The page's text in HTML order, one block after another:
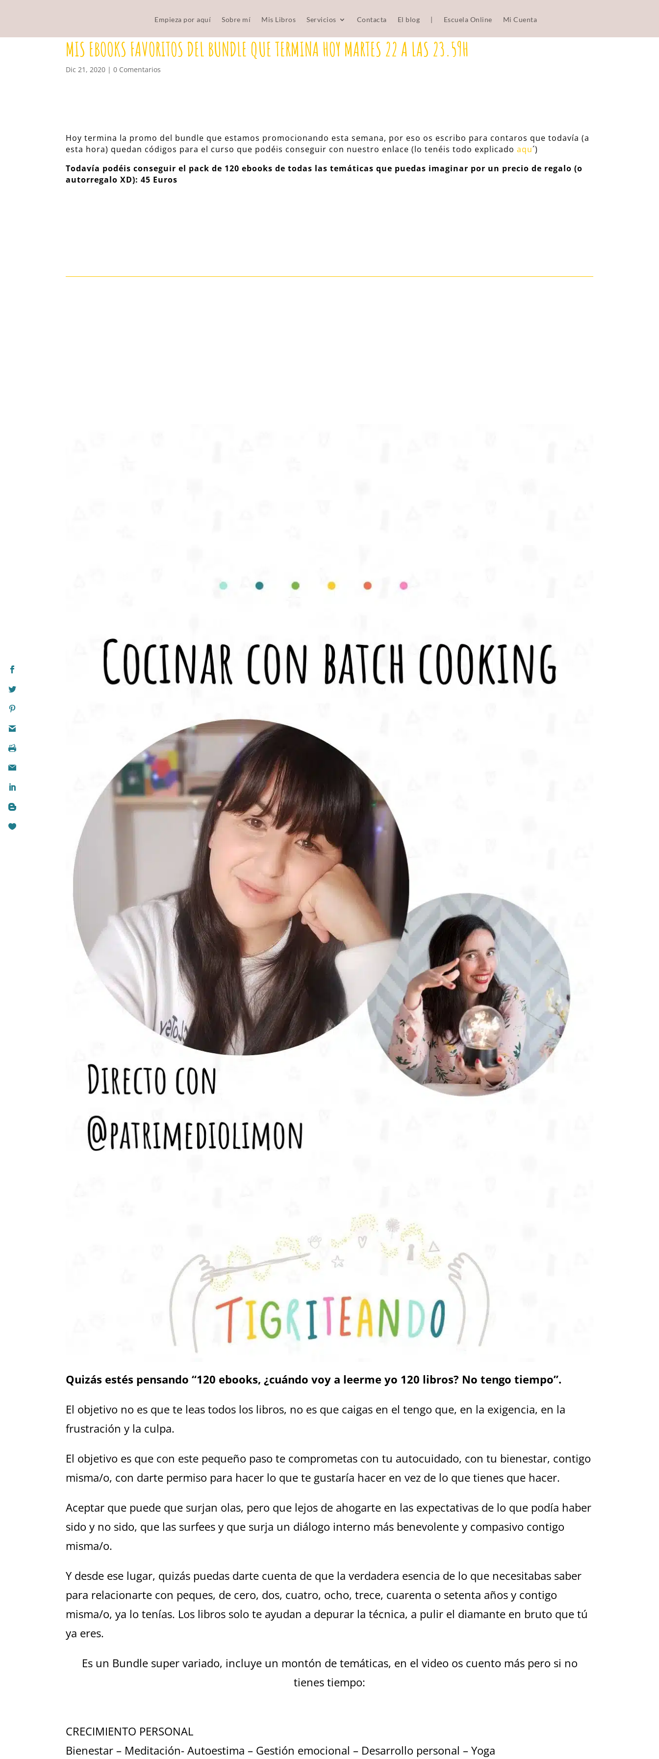
Empieza por aquí Sobre mí Mis Libros Servicios Contacta El blog | Escuela Online Mi Cuenta
MIS EBOOKS FAVORITOS DEL BUNDLE QUE TERMINA HOY MARTES 22 A LAS 23.59H
Dic 21, 2020 |0 Comentarios
Hoy termina la promo del bundle que estamos promocionando esta semana, por eso os escribo para contaros que todavía (a
esta hora) quedan códigos para el curso que podéis conseguir con nuestro enlace (lo tenéis todo explicadoaqu´)
Todavía podéis conseguir el pack de 120 ebooks de todas las temáticas que puedas imaginar por un precio de regalo (o
autorregalo XD): 45 Euros
Quizás estés pensando “120 ebooks, ¿cuándo voy a leerme yo 120 libros? No tengo tiempo”.
El objetivo no es que te leas todos los libros, no es que caigas en el tengo que, en la exigencia, en la
frustración y la culpa.
El objetivo es que con este pequeño paso te comprometas con tu autocuidado, con tu bienestar, contigo
misma/o, con darte permiso para hacer lo que te gustaría hacer en vez de lo que tienes que hacer.
Aceptar que puede que surjan olas, pero que lejos de ahogarte en las expectativas de lo que podía haber
sido y no sido, que las surfees y que surja un diálogo interno más benevolente y compasivo contigo
misma/o.
Y desde ese lugar, quizás puedas darte cuenta de que la verdadera esencia de lo que necesitabas saber
para relacionarte con peques, de cero, dos, cuatro, ocho, trece, cuarenta o setenta años y contigo
misma/o, ya lo tenías. Los libros solo te ayudan a depurar la técnica, a pulir el diamante en bruto que tú
ya eres.
Es un Bundle super variado, incluye un montón de temáticas, en el video os cuento más pero si no
tienes tiempo:
CRECIMIENTO PERSONAL
Bienestar – Meditación- Autoestima – Gestión emocional – Desarrollo personal – Yoga